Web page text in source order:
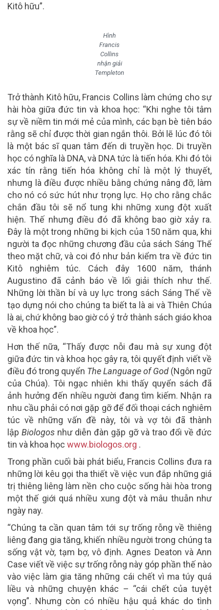
Kitô hữu”.
Hình
Francis
Collins
nhận giải
Templeton
Trở thành Kitô hữu, Francis Collins làm chứng cho sự
hài hòa giữa đức tin và khoa học: “Khi nghe tôi tâm
sự về niềm tin mới mẻ của mình, các bạn bè tiên báo
rằng sẽ chỉ được thời gian ngắn thôi. Bởi lẽ lúc đó tôi
là một bác sĩ quan tâm đến di truyền học. Di truyền
học có nghĩa là DNA, và DNA tức là tiến hóa. Khi đó tôi
xác tín rằng tiến hóa không chỉ là một lý thuyết,
nhưng là điều được nhiều bằng chứng nâng đỡ, làm
cho nó có sức hút như trọng lực. Họ cho rằng chắc
chắn đầu tôi sẽ nổ tung khi những xung đột xuất
hiện. Thế nhưng điều đó đã không bao giờ xảy ra.
Đây là một trong những bi kịch của 150 năm qua, khi
người ta đọc những chương đầu của sách Sáng Thế
theo mặt chữ, và coi đó như bản kiểm tra về đức tin
Kitô nghiêm túc. Cách đây 1600 năm, thánh
Augustino đã cảnh báo về lối giải thích như thế.
Những lời thần bí và uy lực trong sách Sáng Thế về
tạo dựng nói cho chúng ta biết ta là ai và Thiên Chúa
là ai, chứ không bao giờ có ý trở thành sách giáo khoa
về khoa học”.
Hơn thế nữa, “Thấy được nỗi đau mà sự xung đột
giữa đức tin và khoa học gây ra, tôi quyết định viết về
điều đó trong quyển The Language of God (Ngôn ngữ
của Chúa). Tôi ngạc nhiên khi thấy quyển sách đã
ảnh hưởng đến nhiều người đang tìm kiếm. Nhận ra
nhu cầu phải có nơi gặp gỡ để đối thoại cách nghiêm
túc về những vấn đề này, tôi và vợ tôi đã thành
lậpBiologos như diễn đàn gặp gỡ và trao đổi về đức
tin và khoa học www.biologos.org .
Trong phần cuối bài phát biểu, Francis Collins đưa ra
những lời kêu gọi tha thiết về việc vun đắp những giá
trị thiêng liêng làm nền cho cuộc sống hài hòa trong
một thế giới quá nhiều xung đột và mâu thuẫn như
ngày nay.
“Chúng ta cần quan tâm tới sự trống rỗng về thiêng
liêng đang gia tăng, khiến nhiều người trong chúng ta
sống vật vờ, tạm bợ, vô định. Agnes Deaton và Ann
Case viết về việc sự trống rỗng này góp phần thế nào
vào việc làm gia tăng những cái chết vì ma túy quá
liều và những chuyện khác – “cái chết của tuyệt
vọng”. Nhưng còn có nhiều hậu quả khác do tình